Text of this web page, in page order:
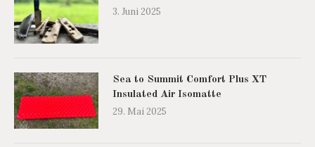
3. Juni 2025
Sea to Summit Comfort Plus XT
Insulated Air Isomatte
29. Mai 2025